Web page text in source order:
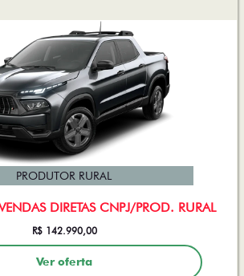
DIRETAS CNPJ/PROD. RURAL
PRODUTOR RURAL
R$ 142.990,00
Ver oferta